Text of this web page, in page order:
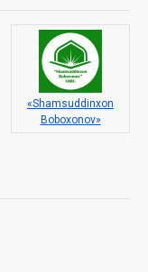
«Shamsuddinxon
Boboxonov»